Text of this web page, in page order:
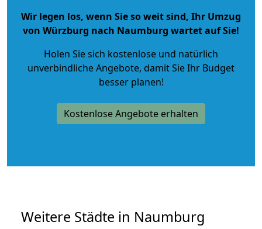
Wir legen los, wenn Sie so weit sind, Ihr Umzug
von Würzburg nach Naumburg wartet auf Sie!
Holen Sie sich kostenlose und natürlich
unverbindliche Angebote, damit Sie Ihr Budget
besser planen!
Kostenlose Angebote erhalten
Weitere Städte in Naumburg